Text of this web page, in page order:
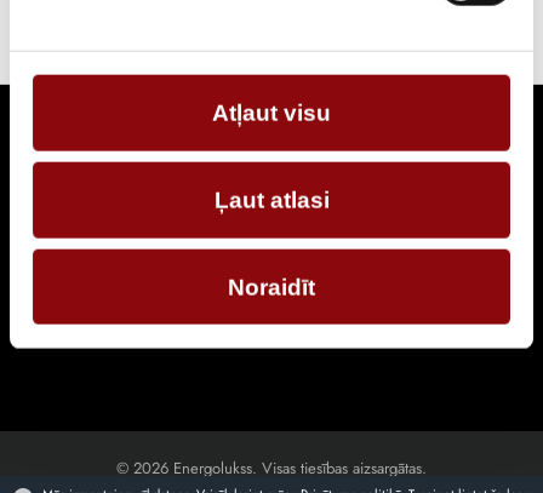
Atļaut visu
Ļaut atlasi
Noraidīt
Seko jaunumiem
Pieraksties, lai uzzinātu par jaunākajiem piedāvājumiem
© 2026 Energolukss. Visas tiesības aizsargātas.